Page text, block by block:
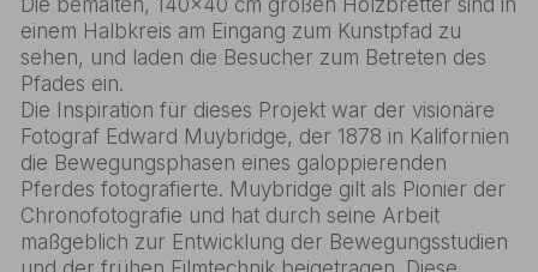
einem Halbkreis am Eingang zum Kunstpfad zu
sehen, und laden die Besucher zum Betreten des
Pfades ein.
Die Inspiration für dieses Projekt war der visionäre
Fotograf Edward Muybridge, der 1878 in Kalifornien
die Bewegungsphasen eines galoppierenden
Pferdes fotografierte. Muybridge gilt als Pionier der
Chronofotografie und hat durch seine Arbeit
maßgeblich zur Entwicklung der Bewegungsstudien